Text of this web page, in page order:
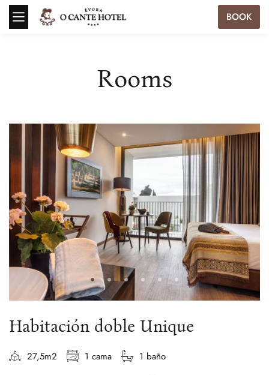
BOOK
Rooms
Habitación doble Unique
27,5m2 1 cama 1 baño